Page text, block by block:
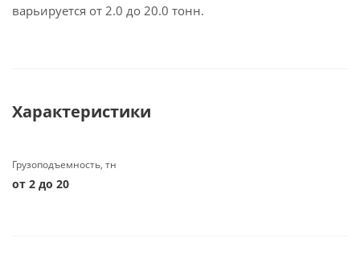
варьируется от 2.0 до 20.0 тонн.
Характеристики
Грузоподъемность, тн
от 2 до 20